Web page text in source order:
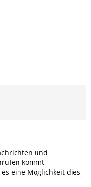
und
kommt
eine Möglichkeit dies